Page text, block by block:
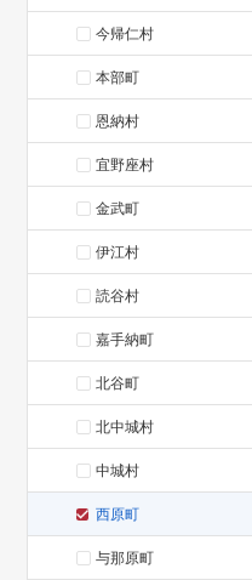
今帰仁村
本部町
恩納村
宜野座村
金武町
伊江村
読谷村
嘉手納町
北谷町
北中城村
中城村
西原町
与那原町